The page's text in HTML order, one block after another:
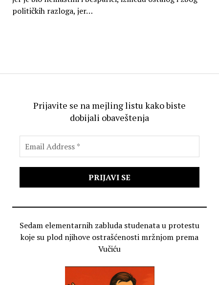
Prijavite se na mejling listu kako biste
dobijali obaveštenja
Sedam elementarnih zabluda studenata u protestu
koje su plod njihove ostrašćenosti mržnjom prema
Vučiću
političkih razloga, jer…